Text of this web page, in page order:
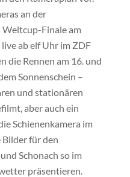
an der
Weltcup-Finale am
ab elf Uhr im ZDF
die Rennen am 16. und
Sonnenschein –
und stationären
aber auch ein
Schienenkamera im
Bilder für den
Schonach so im
präsentieren.